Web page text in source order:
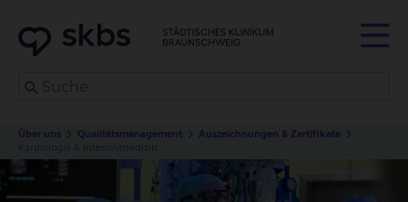
Über uns Qualitätsmanagement
Auszeichnungen & Zertifikate
Kardiologie & Intensivmedizin